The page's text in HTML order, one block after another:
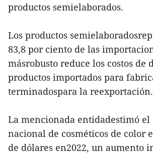
productos semielaborados.
Los productos
83,8 por ciento de las
másrobusto reduce los costos de
productos importados para
terminadospara la reexportación.
La mencionada entidadestimó el
nacional de cosméticos de color
de dólares en2022, un aumento